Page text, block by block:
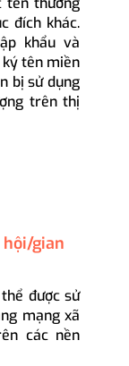
đích khác.
khẩu và
ký tên miền
bị sử dụng
trên thị
gian
được sử
mạng xã
các nền